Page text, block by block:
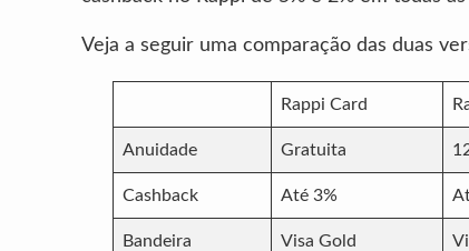
Veja a seguir uma comparação das duas
Rappi Card
Anuidade Gratuita
Cashback Até 3%
Bandeira Visa Gold